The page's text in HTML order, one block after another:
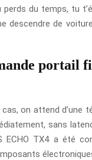
du temps, tu
descendre de
portail
on attend d’une
sans
ECHO TX4 a été